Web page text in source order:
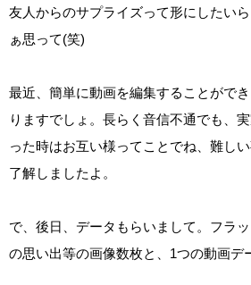
友人からのサプライズって形にしたい
ぁ思って(笑)
最近、簡単に動画を編集することがで
りますでしょ。長らく音信不通でも、
った時はお互い様ってことでね、難し
了解しましたよ。
で、後日、データもらいまして。フラ
の思い出等の画像数枚と、1つの動画デ